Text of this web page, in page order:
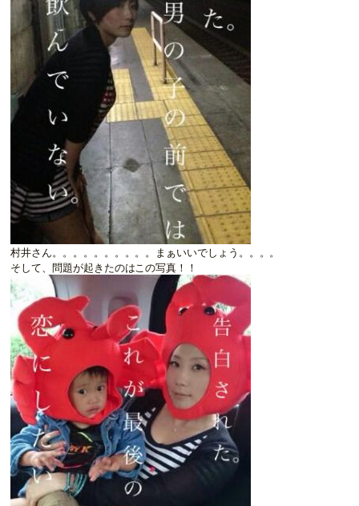
村井さん。。。。。。。。。。まぁいいでしょう。。。。
そして、問題が起きたのはこの写真！！